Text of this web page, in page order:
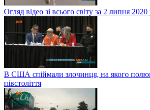
Огляд відео зі всього світу за 2 липня
В США спіймали злочинця, на якого
півстоліття